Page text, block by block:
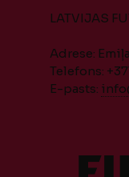
LATVIJAS
Adrese:
Telefons:
E-pasts: